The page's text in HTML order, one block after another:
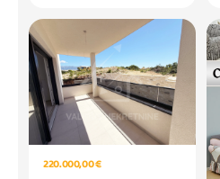
220.000,00 €